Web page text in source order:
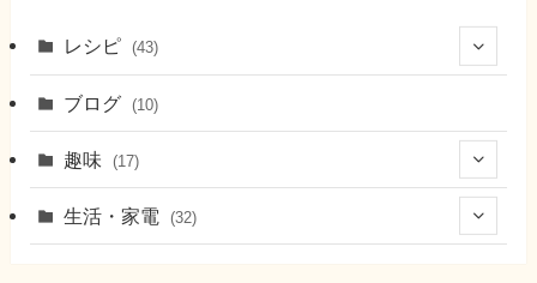
レシピ (43)
(7)
(21)
ブログ (10)
趣味 (17)
(9)
生活・家電 (32)